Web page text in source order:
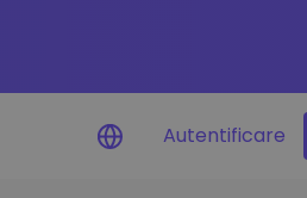
Autentificare